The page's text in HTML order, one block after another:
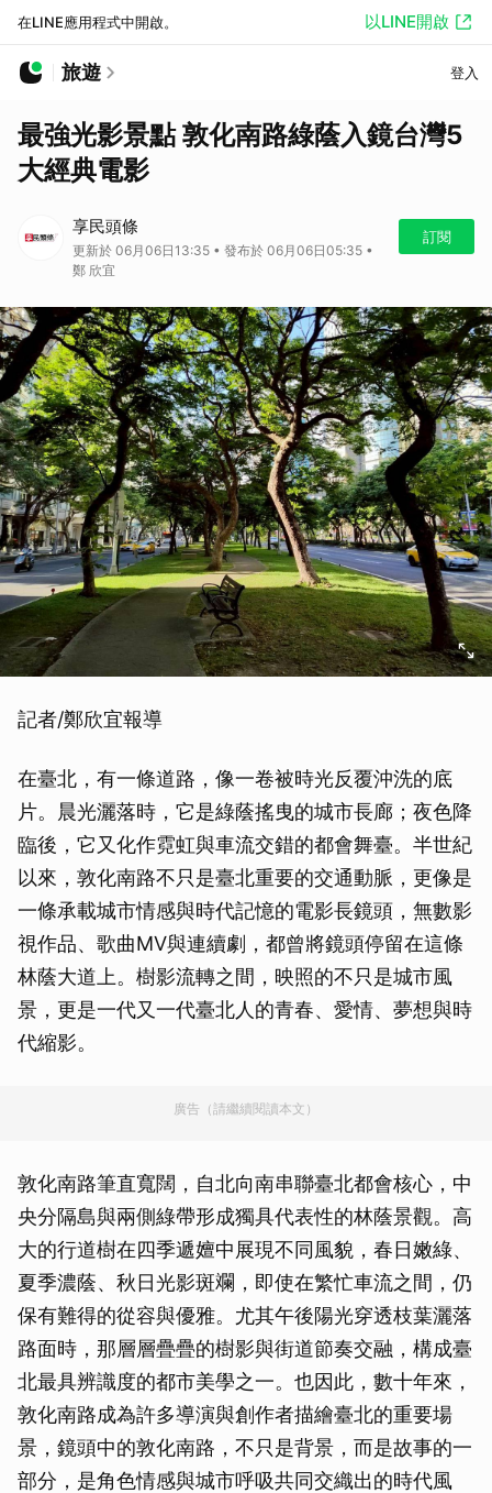
在LINE應用程式中開啟。 以LINE開啟
旅遊 登入
最強光影景點 敦化南路綠蔭入鏡台灣5
大經典電影
享民頭條
更新於 06月06日13:35 • 發布於 06月06日05:35 •
鄭 欣宜
訂閱
記者/鄭欣宜報導
在臺北，有一條道路，像一卷被時光反覆沖洗的底
片。晨光灑落時，它是綠蔭搖曳的城市長廊；夜色降
臨後，它又化作霓虹與車流交錯的都會舞臺。半世紀
以來，敦化南路不只是臺北重要的交通動脈，更像是
一條承載城市情感與時代記憶的電影長鏡頭，無數影
視作品、歌曲MV與連續劇，都曾將鏡頭停留在這條
林蔭大道上。樹影流轉之間，映照的不只是城市風
景，更是一代又一代臺北人的青春、愛情、夢想與時
代縮影。
廣告（請繼續閱讀本文）
敦化南路筆直寬闊，自北向南串聯臺北都會核心，中
央分隔島與兩側綠帶形成獨具代表性的林蔭景觀。高
大的行道樹在四季遞嬗中展現不同風貌，春日嫩綠、
夏季濃蔭、秋日光影斑斕，即使在繁忙車流之間，仍
保有難得的從容與優雅。尤其午後陽光穿透枝葉灑落
路面時，那層層疊疊的樹影與街道節奏交融，構成臺
北最具辨識度的都市美學之一。也因此，數十年來，
敦化南路成為許多導演與創作者描繪臺北的重要場
景，鏡頭中的敦化南路，不只是背景，而是故事的一
部分，是角色情感與城市呼吸共同交織出的時代風